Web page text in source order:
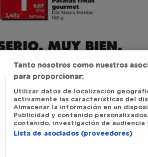
Tanto nosotros como nuestros
para proporcionar:
Utilizar datos de localización
activamente las características del
Almacenar la información en un
Publicidad y contenido
contenido, investigación de audiencia
Lista de asociados (proveedores)